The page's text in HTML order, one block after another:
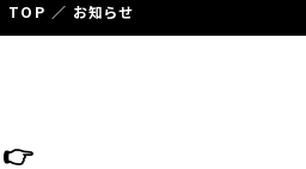
TOP お知らせ
👉